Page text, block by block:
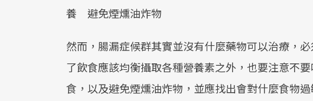
養 避免煙燻油炸物
然而，腸漏症候群其實並沒有什麼藥物可以治療，
了飲食應該均衡攝取各種營養素之外，也要注意不
食，以及避免煙燻油炸物，並應找出會對什麼食物